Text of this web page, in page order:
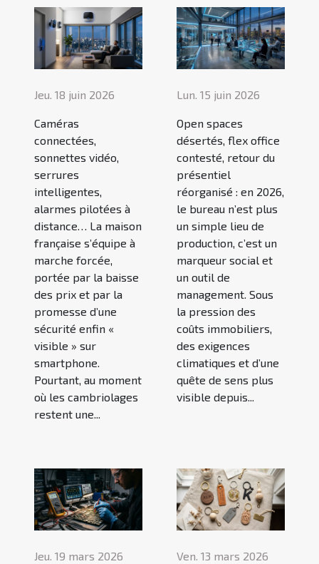
Jeu. 18 juin 2026
Caméras
connectées,
sonnettes vidéo,
serrures
intelligentes,
alarmes pilotées à
distance… La maison
française s’équipe à
marche forcée,
portée par la baisse
des prix et par la
promesse d’une
sécurité enfin «
visible » sur
smartphone.
Pourtant, au moment
où les cambriolages
restent une...
Lun. 15 juin 2026
Open spaces
désertés, flex office
contesté, retour du
présentiel
réorganisé : en 2026,
le bureau n’est plus
un simple lieu de
production, c’est un
marqueur social et
un outil de
management. Sous
la pression des
coûts immobiliers,
des exigences
climatiques et d’une
quête de sens plus
visible depuis...
Jeu. 19 mars 2026 Ven. 13 mars 2026